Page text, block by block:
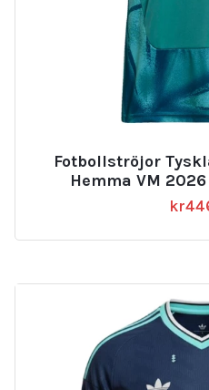
Fotbollströjor
Hemma VM
kr